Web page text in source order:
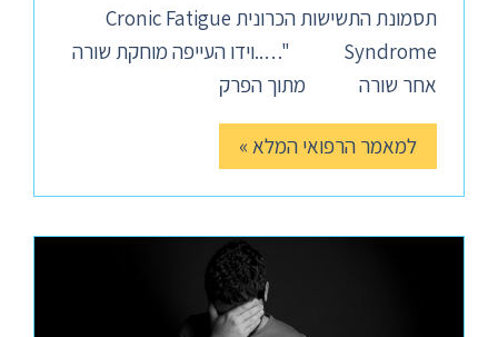
תסמונת התשישות הכרונית Cronic Fatigue
Syndrome "…..וידו העייפה מוחקת שורה
אחר שורה מתוך הפרק
למאמר הרפואי המלא »